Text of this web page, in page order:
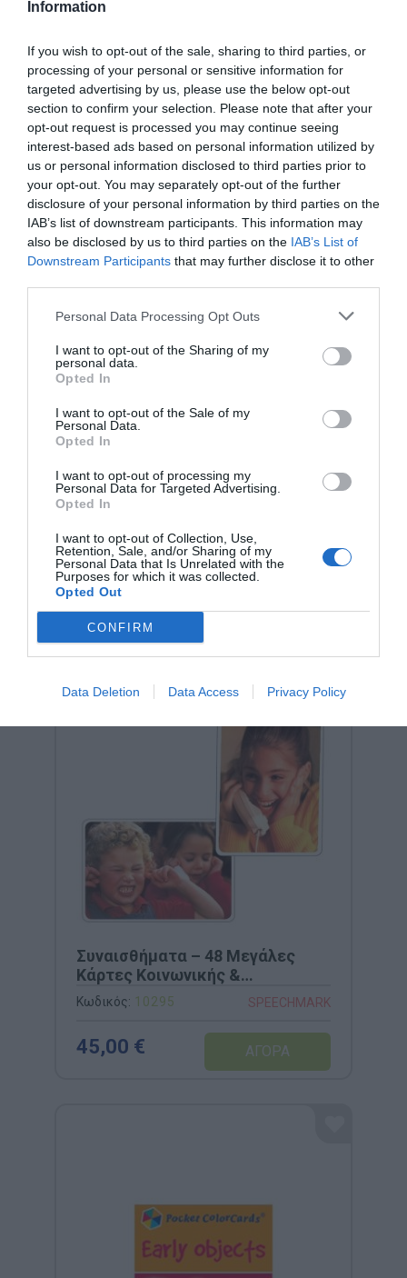
Information
If you wish to opt-out of the sale, sharing to third parties, or
processing of your personal or sensitive information for
targeted advertising by us, please use the below opt-out
section to confirm your selection. Please note that after your
opt-out request is processed you may continue seeing
interest-based ads based on personal information utilized by
us or personal information disclosed to third parties prior to
your opt-out. You may separately opt-out of the further
disclosure of your personal information by third parties on the
IAB’s list of downstream participants. This information may
also be disclosed by us to third parties on the IAB’s List of
Downstream Participants that may further disclose it to other
Personal Data Processing Opt Outs
I want to opt-out of the Sharing of my
personal data.
Opted In
I want to opt-out of the Sale of my
Personal Data.
Opted In
I want to opt-out of processing my
Personal Data for Targeted Advertising.
Opted In
I want to opt-out of Collection, Use,
Retention, Sale, and/or Sharing of my
Personal Data that Is Unrelated with the
Purposes for which it was collected.
Opted Out
CONFIRM
Data Deletion Data Access Privacy Policy
Κωδικός:
23,00 €
Brick Stick™ – Λαχανί (Επίπεδο
XT)
Κωδικός:
35,01 €
Συναισθήματα – 48 Μεγάλες
Κάρτες Κοινωνικής &
Συναισθηματικής Ανάπτυξης
(Speechmark)
Κωδικός: 10295 SPEECHMARK
45,00 €